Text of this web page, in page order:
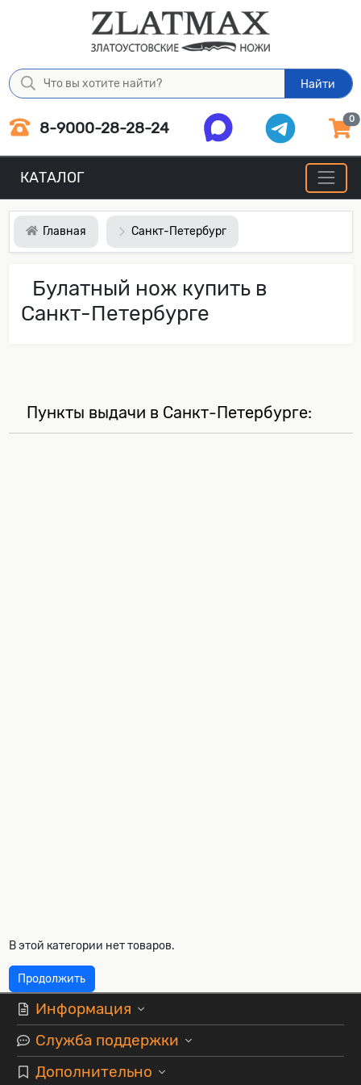
Найти
8-9000-28-28-24 0
КАТАЛОГ
Главная Санкт-Петербург
Булатный нож купить в
Санкт-Петербурге
Пункты выдачи в Санкт-Петербурге:
В этой категории нет товаров.
Продолжить
Информация
Служба поддержки
Дополнительно